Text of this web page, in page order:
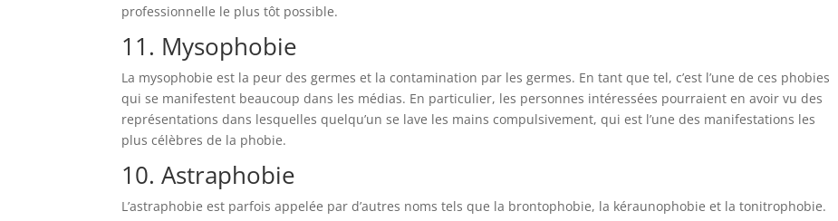
professionnelle le plus tôt possible.
11. Mysophobie
La mysophobie est la peur des germes et la contamination par les germes. En tant que tel, c’est l’une de ces phobies
qui se manifestent beaucoup dans les médias. En particulier, les personnes intéressées pourraient en avoir vu des
représentations dans lesquelles quelqu’un se lave les mains compulsivement, qui est l’une des manifestations les
plus célèbres de la phobie.
10. Astraphobie
L’astraphobie est parfois appelée par d’autres noms tels que la brontophobie, la kéraunophobie et la tonitrophobie.